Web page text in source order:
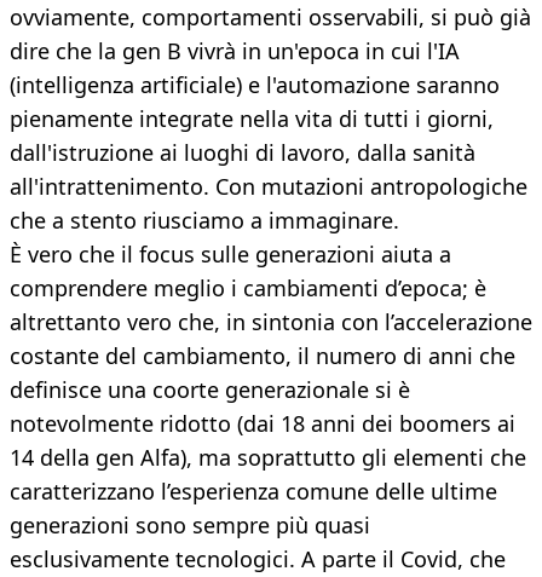
ovviamente, comportamenti osservabili, si può già
dire che la gen B vivrà in un'epoca in cui l'IA
(intelligenza artificiale) e l'automazione saranno
pienamente integrate nella vita di tutti i giorni,
dall'istruzione ai luoghi di lavoro, dalla sanità
all'intrattenimento. Con mutazioni antropologiche
che a stento riusciamo a immaginare.
È vero che il focus sulle generazioni aiuta a
comprendere meglio i cambiamenti d’epoca; è
altrettanto vero che, in sintonia con l’accelerazione
costante del cambiamento, il numero di anni che
definisce una coorte generazionale si è
notevolmente ridotto (dai 18 anni dei boomers ai
14 della gen Alfa), ma soprattutto gli elementi che
caratterizzano l’esperienza comune delle ultime
generazioni sono sempre più quasi
esclusivamente tecnologici. A parte il Covid, che